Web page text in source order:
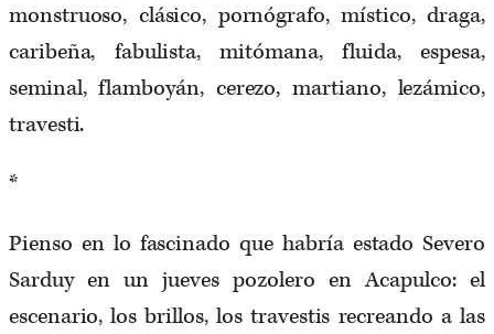
monstruoso, clásico, pornógrafo, místico, draga,
caribeña, fabulista, mitómana, fluida, espesa,
seminal, flamboyán, cerezo, martiano, lezámico,
travesti.
*
Pienso en lo fascinado que habría estado Severo
Sarduy en un jueves pozolero en Acapulco: el
escenario, los brillos, los travestis recreando a las